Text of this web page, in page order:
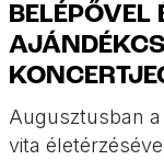
BELÉPŐVEL
Augusztusban
vita